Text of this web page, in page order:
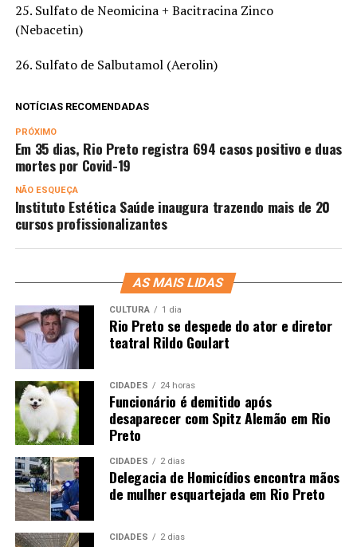
25. Sulfato de Neomicina + Bacitracina Zinco
(Nebacetin)
26. Sulfato de Salbutamol (Aerolin)
NOTÍCIAS RECOMENDADAS
PRÓXIMO
Em 35 dias, Rio Preto registra 694 casos positivo e duas
mortes por Covid-19
NÃO ESQUEÇA
Instituto Estética Saúde inaugura trazendo mais de 20
cursos profissionalizantes
AS MAIS LIDAS
CULTURA 1 dia
Rio Preto se despede do ator e diretor
teatral Rildo Goulart
CIDADES 24 horas
Funcionário é demitido após
desaparecer com Spitz Alemão em Rio
Preto
CIDADES 2 dias
Delegacia de Homicídios encontra mãos
de mulher esquartejada em Rio Preto
CIDADES 2 dias